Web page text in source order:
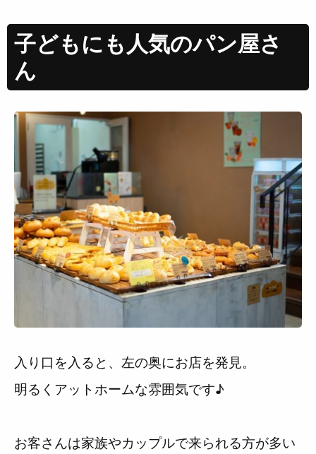
子どもにも人気のパン屋さ
ん
入り口を入ると、左の奥にお店を発見。
明るくアットホームな雰囲気です♪
お客さんは家族やカップルで来られる方が多い